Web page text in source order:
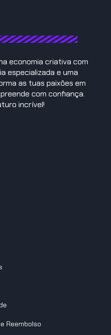
economia criativa com
especializada e uma
as tuas paixões em
com confiança.
incrível!
Reembolso